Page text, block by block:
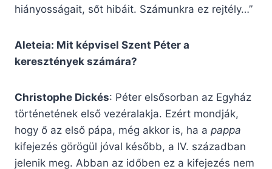
hiányosságait, sőt hibáit. Számunkra ez rejtély…”
Aleteia: Mit képvisel Szent Péter a
keresztények számára?
Christophe Dickés: Péter elsősorban az Egyház
történetének első vezéralakja. Ezért mondják,
hogy ő az első pápa, még akkor is, ha a pappa
kifejezés görögül jóval később, a IV. században
jelenik meg. Abban az időben ez a kifejezés nem